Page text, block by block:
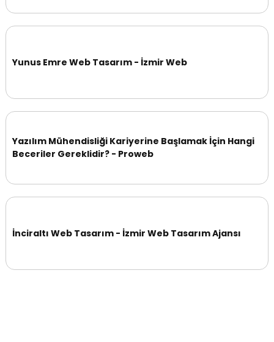
Yunus Emre Web Tasarım - İzmir Web
Yazılım Mühendisliği Kariyerine Başlamak İçin Hangi
Beceriler Gereklidir? - Proweb
İnciraltı Web Tasarım - İzmir Web Tasarım Ajansı